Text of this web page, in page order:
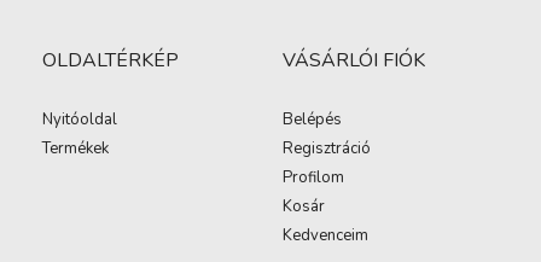
OLDALTÉRKÉP
Nyitóoldal
Termékek
VÁSÁRLÓI FIÓK
Belépés
Regisztráció
Profilom
Kosár
Kedvenceim